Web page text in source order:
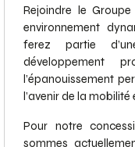
Rejoindre le
environnement
ferez partie
développement
l’épanouissement
l’avenir de la
Pour notre
sommes